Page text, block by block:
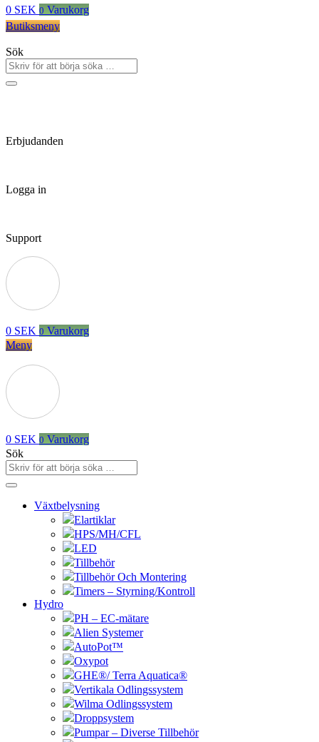
0 SEK 0 Varukorg
Butiksmeny
Sök
Erbjudanden
Logga in
Support
0 SEK 0 Varukorg
Meny
0 SEK 0 Varukorg
Sök
Växtbelysning
Elartiklar
HPS/MH/CFL
LED
Tillbehör
Tillbehör Och Montering
Timers – Styrning/Kontroll
Hydro
PH – EC-mätare
Alien Systemer
AutoPot™
Oxypot
GHE®/ Terra Aquatica®
Vertikala Odlingssystem
Wilma Odlingssystem
Droppsystem
Pumpar – Diverse Tillbehör